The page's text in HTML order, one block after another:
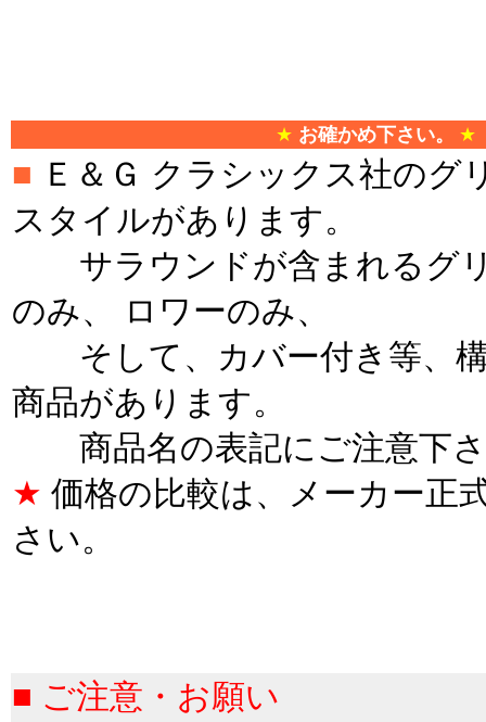
★ お確かめ下さい。 ★
■ Ｅ＆Ｇ クラシックス社のグ
スタイルがあります。
サラウンドが含まれるグ
のみ、 ロワーのみ、
そして、カバー付き等、構
商品があります。
商品名の表記にご注意下
★ 価格の比較は、メーカー正
さい。
■ ご注意・お願い